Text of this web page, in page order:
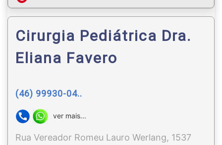
Cirurgia Pediátrica Dra.
Eliana Favero
(46) 99930-04..
ver mais...
Rua Vereador Romeu Lauro Werlang, 1537